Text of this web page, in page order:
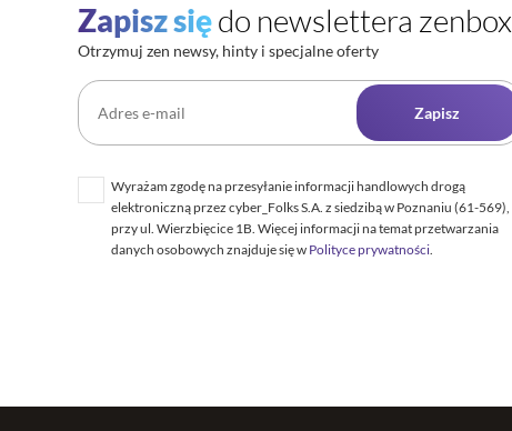
Zapisz siędo newslettera zenbox
Otrzymuj zen newsy, hinty i specjalne oferty
Zapisz
Wyrażam zgodę na przesyłanie informacji handlowych drogą
elektroniczną przez cyber_Folks S.A. z siedzibą w Poznaniu (61-569),
przy ul. Wierzbięcice 1B. Więcej informacji na temat przetwarzania
danych osobowych znajduje się w Polityce prywatności.